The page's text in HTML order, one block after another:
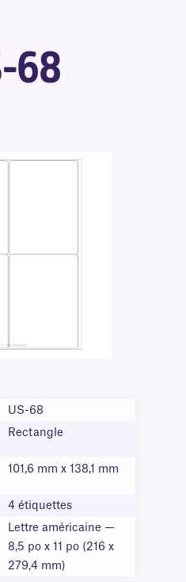
68
US-68
Rectangle
101,6 mm x 138,1 mm
4 étiquettes
Lettre américaine —
8,5 po x 11 po (216 x
279,4 mm)